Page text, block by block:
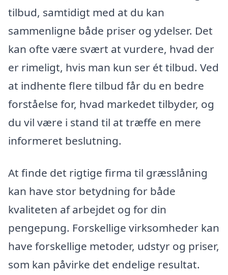
tilbud, samtidigt med at du kan
sammenligne både priser og ydelser. Det
kan ofte være svært at vurdere, hvad der
er rimeligt, hvis man kun ser ét tilbud. Ved
at indhente flere tilbud får du en bedre
forståelse for, hvad markedet tilbyder, og
du vil være i stand til at træffe en mere
informeret beslutning.
At finde det rigtige firma til græsslåning
kan have stor betydning for både
kvaliteten af arbejdet og for din
pengepung. Forskellige virksomheder kan
have forskellige metoder, udstyr og priser,
som kan påvirke det endelige resultat.